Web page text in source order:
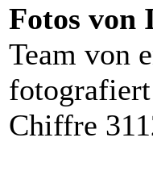
Fotos von
Team von
Chiffre